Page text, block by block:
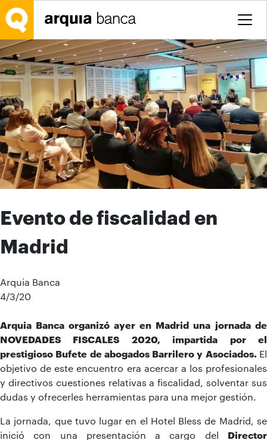
Saltar al contenido principal
Evento de fiscalidad en
Madrid
Arquia Banca
4/3/20
Arquia Banca organizó ayer en Madrid una jornada de
NOVEDADES FISCALES 2020, impartida por el
prestigioso Bufete de abogados Barrilero y Asociados. El
objetivo de este encuentro era acercar a los profesionales
y directivos cuestiones relativas a fiscalidad, solventar sus
dudas y ofrecerles herramientas para una mejor gestión.
La jornada, que tuvo lugar en el Hotel Bless de Madrid, se
inició con una presentación a cargo del Director